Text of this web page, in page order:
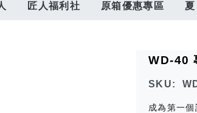
匠人福利社 原箱優惠專區
WD-40
SKU
成為第一個